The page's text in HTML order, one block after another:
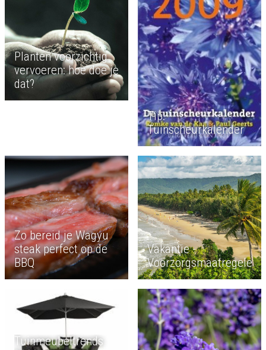
Planten voorzichtig
vervoeren: hoe doe je
dat?
Tip:
Tuinscheurkalender
Zo bereid je Wagyu
steak perfect op de
BBQ
Vakantie -
Voorzorgsmaatregelen
Tuinmeubeltrends